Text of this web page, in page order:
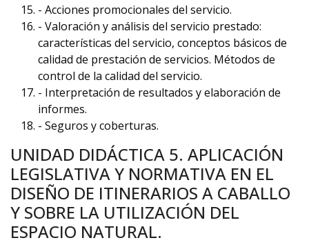
- Acciones promocionales del servicio.
- Valoración y análisis del servicio prestado:
características del servicio, conceptos básicos de
calidad de prestación de servicios. Métodos de
control de la calidad del servicio.
- Interpretación de resultados y elaboración de
informes.
- Seguros y coberturas.
UNIDAD DIDÁCTICA 5. APLICACIÓN
LEGISLATIVA Y NORMATIVA EN EL
DISEÑO DE ITINERARIOS A CABALLO
Y SOBRE LA UTILIZACIÓN DEL
ESPACIO NATURAL.